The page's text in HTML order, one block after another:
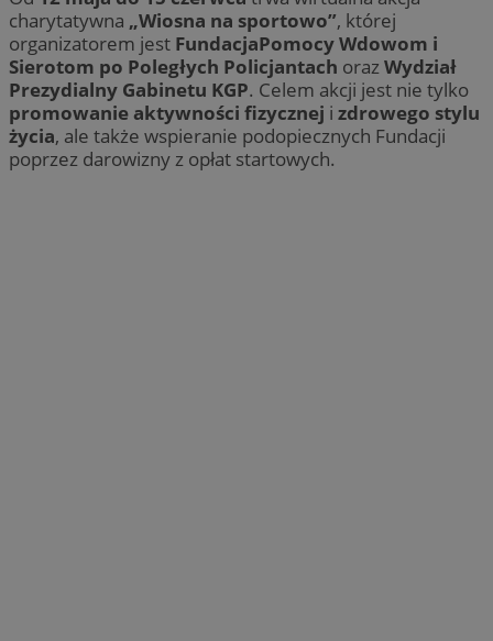
charytatywna „Wiosna na sportowo”, której
organizatorem jest FundacjaPomocy Wdowom i
Sierotom po Poległych Policjantach orazWydział
Prezydialny Gabinetu KGP. Celem akcji jest nie tylko
promowanie aktywności fizycznej i zdrowego stylu
życia, ale także wspieranie podopiecznych Fundacji
poprzez darowizny z opłat startowych.